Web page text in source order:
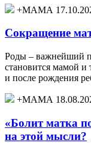
+МАМА
Сокращение
Роды – важнейший
становится мамой и
и после рождения
+МАМА
«Болит матка
на этой мысли?